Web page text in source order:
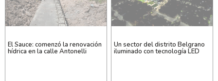
El Sauce: comenzó la renovación
hídrica en la calle Antonelli
Un sector del distrito Belgrano
iluminado con tecnología LED